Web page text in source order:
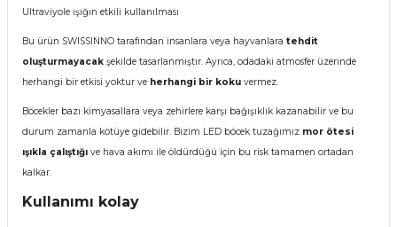
Ultraviyole ışığın etkili kullanılması
Bu ürün SWISSINNO tarafından insanlara veya hayvanlara tehdit
oluşturmayacak şekilde tasarlanmıştır. Ayrıca, odadaki atmosfer üzerinde
herhangi bir etkisi yoktur ve herhangi bir koku vermez.
Böcekler bazı kimyasallara veya zehirlere karşı bağışıklık kazanabilir ve bu
durum zamanla kötüye gidebilir. Bizim LED böcek tuzağımız mor ötesi
ışıkla çalıştığı ve hava akımı ile öldürdüğü için bu risk tamamen ortadan
kalkar.
Kullanımı kolay